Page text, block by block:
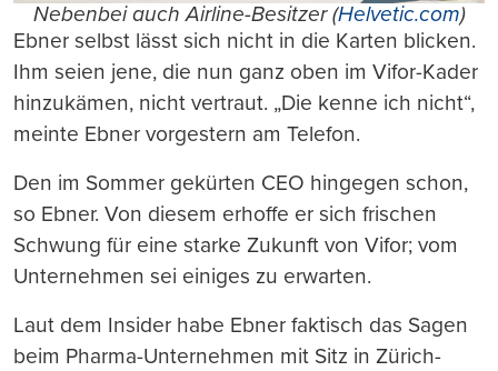
Nebenbei auch Airline-Besitzer (Helvetic.com)
Ebner selbst lässt sich nicht in die Karten blicken.
Ihm seien jene, die nun ganz oben im Vifor-Kader
hinzukämen, nicht vertraut. „Die kenne ich nicht“,
meinte Ebner vorgestern am Telefon.
Den im Sommer gekürten CEO hingegen schon,
so Ebner. Von diesem erhoffe er sich frischen
Schwung für eine starke Zukunft von Vifor; vom
Unternehmen sei einiges zu erwarten.
Laut dem Insider habe Ebner faktisch das Sagen
beim Pharma-Unternehmen mit Sitz in Zürich-